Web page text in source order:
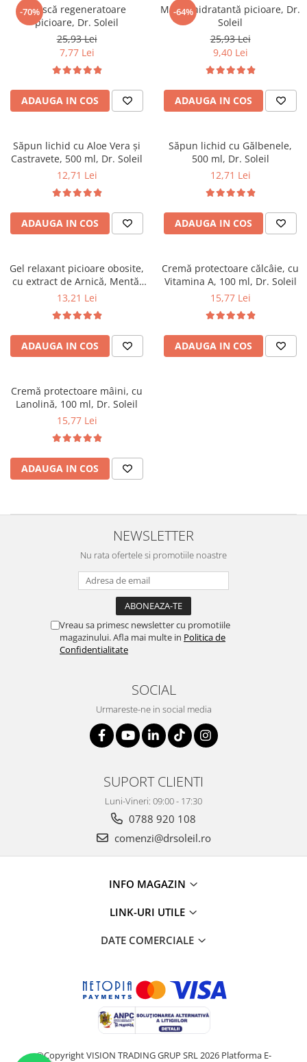
-70%
Mască regeneratoare
picioare, Dr. Soleil
25,93 Lei
7,77 Lei
ADAUGA IN COS
-64%
Mască hidratantă picioare, Dr.
Soleil
25,93 Lei
9,40 Lei
ADAUGA IN COS
Săpun lichid cu Aloe Vera și
Castravete, 500 ml, Dr. Soleil
12,71 Lei
ADAUGA IN COS
Săpun lichid cu Gălbenele,
500 ml, Dr. Soleil
12,71 Lei
ADAUGA IN COS
Gel relaxant picioare obosite,
cu extract de Arnică, Mentă,
Rozmarin și Lavandă, 100 ml,
13,21 Lei
ADAUGA IN COS
Cremă protectoare călcâie, cu
Vitamina A, 100 ml, Dr. Soleil
15,77 Lei
ADAUGA IN COS
Cremă protectoare mâini, cu
Lanolină, 100 ml, Dr. Soleil
15,77 Lei
ADAUGA IN COS
NEWSLETTER
Nu rata ofertele si promotiile noastre
Vreau sa primesc newsletter cu promotiile
magazinului. Afla mai multe in Politica de
Confidentialitate
SOCIAL
Urmareste-ne in social media
SUPORT CLIENTI
Luni-Vineri: 09:00 - 17:30
0788 920 108
comenzi@drsoleil.ro
INFO MAGAZIN
LINK-URI UTILE
DATE COMERCIALE
©Copyright VISION TRADING GRUP SRL 2026 Platforma E-